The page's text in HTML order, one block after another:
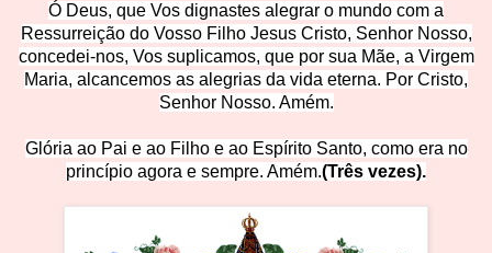
Ó Deus, que Vos dignastes alegrar o mundo com a
Ressurreição do Vosso Filho Jesus Cristo, Senhor Nosso,
concedei-nos, Vos suplicamos, que por sua Mãe, a Virgem
Maria, alcancemos as alegrias da vida eterna. Por Cristo,
Senhor Nosso. Amém.
Glória ao Pai e ao Filho e ao Espírito Santo, como era no
princípio agora e sempre. Amém.(Três vezes).